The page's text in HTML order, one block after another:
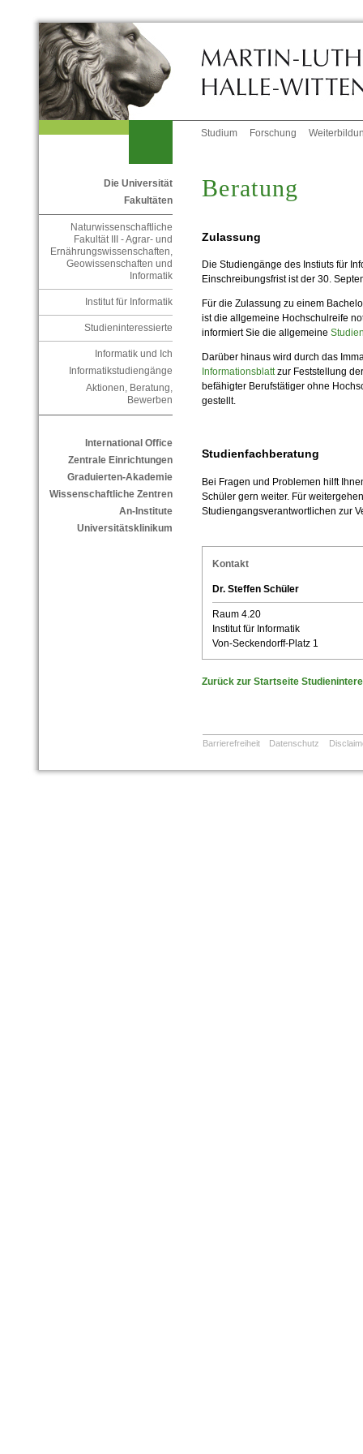
Studium Forschung
Die Universität
Fakultäten
Naturwissenschaftliche
Fakultät III - Agrar- und
Ernährungswissenschaften,
Geowissenschaften und
Informatik
Institut für Informatik
Studieninteressierte
Informatik und Ich
Informatikstudiengänge
Aktionen, Beratung,
Bewerben
International Office
Zentrale Einrichtungen
Graduierten-Akademie
Wissenschaftliche Zentren
An-Institute
Universitätsklinikum
Beratung
Zulassung
Die Studiengänge des Instiuts für
Einschreibungsfrist ist der 30.
Für die Zulassung zu einem
ist die allgemeine Hochschulreife
informiert Sie die allgemeine
Darüber hinaus wird durch das
Informationsblattzur Feststellung
befähigter Berufstätiger ohne
gestellt.
Studienfachberatung
Bei Fragen und Problemen hilft
Schüler gern weiter. Für
Studiengangsverantwortlichen zur
Kontakt
Dr. Steffen Schüler
Raum 4.20
Institut für Informatik
Von-Seckendorff-Platz 1
Zurück zur Startseite
Barrierefreiheit Datenschutz